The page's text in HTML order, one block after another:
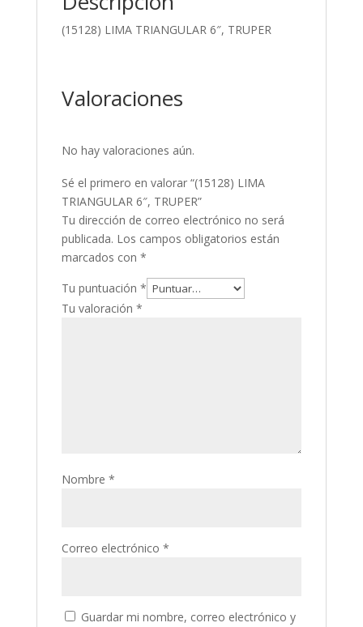
(15128) LIMA TRIANGULAR 6″, TRUPER
Valoraciones
No hay valoraciones aún.
Sé el primero en valorar “(15128) LIMA
TRIANGULAR 6″, TRUPER”
Tu dirección de correo electrónico no será
publicada. Los campos obligatorios están
marcados con *
Tu puntuación *
Tu valoración *
Nombre *
Correo electrónico *
Guardar mi nombre, correo electrónico y